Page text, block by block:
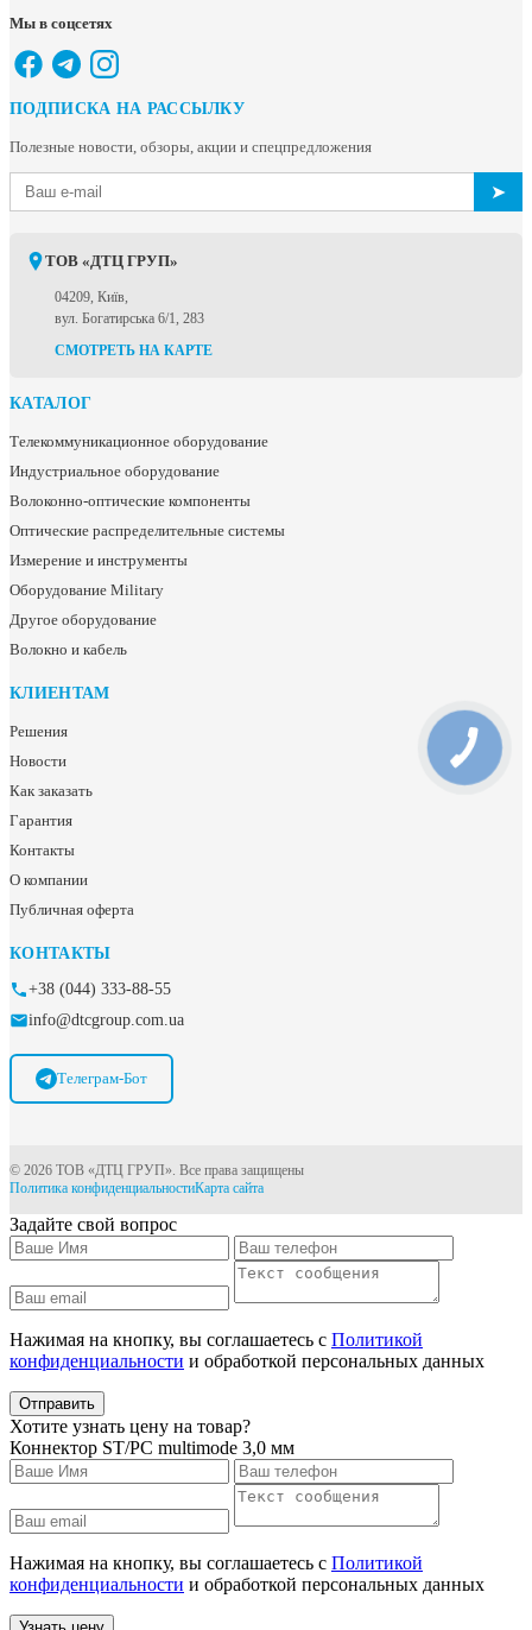
Мы в соцсетях
ПОДПИСКА НА РАССЫЛКУ
Полезные новости, обзоры, акции и спецпредложения
➤
ТОВ «ДТЦ ГРУП»
04209, Київ,
вул. Богатирська 6/1, 283
СМОТРЕТЬ НА КАРТЕ
КАТАЛОГ
Телекоммуникационное оборудование
Индустриальное оборудование
Волоконно-оптические компоненты
Оптические распределительные системы
Измерение и инструменты
Оборудование Military
Другое оборудование
Волокно и кабель
КЛИЕНТАМ
Решения
Новости
Как заказать
Гарантия
Контакты
О компании
Публичная оферта
КОНТАКТЫ
+38 (044) 333-88-55
info@dtcgroup.com.ua
Телеграм-Бот
© 2026 ТОВ «ДТЦ ГРУП». Все права защищены
Политика конфиденциальностиКарта сайта
Задайте свой вопрос
Нажимая на кнопку, вы соглашаетесь с Политикой
конфиденциальности и обработкой персональных данных
Отправить
Хотите узнать цену на товар?
Коннектор ST/PC multimode 3,0 мм
Нажимая на кнопку, вы соглашаетесь с Политикой
конфиденциальности и обработкой персональных данных